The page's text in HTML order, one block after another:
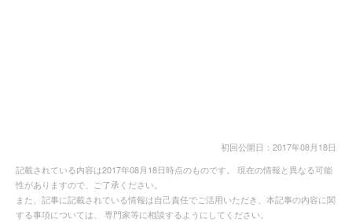
初回公開日：2017年08月18日
記載されている内容は2017年08月18日時点のものです。 現在の情報と異なる可能
性がありますので、ご了承ください。
また、記事に記載されている情報は自己責任でご活用いただき、本記事の内容に関
する事項については、 専門家等に相談するようにしてください。